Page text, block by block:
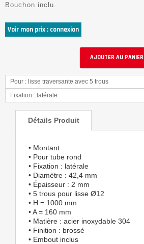
Bouchon inclu.
Voir mon prix : connexion
AJOUTER AU PANIER
Pour : lisse traversante avec 5 trous
Fixation : latérale
Détails Produit
• Montant
• Pour tube rond
• Fixation : latérale
• Diamètre : 42,4 mm
• Épaisseur : 2 mm
• 5 trous pour lisse Ø12
• H = 1000 mm
• A = 160 mm
• Matière : acier inoxydable 304
• Finition : brossé
• Embout inclus